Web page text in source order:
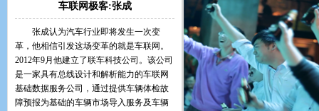
车联网极客:张成
张成认为汽车行业即将发生一次变
革，他相信引发这场变革的就是车联网。
2012年9月他建立了联车科技公司。该公司
是一家具有总线设计和解析能力的车联网
基础数据服务公司，通过提供车辆体检故
障预报为基础的车辆市场导入服务及车辆